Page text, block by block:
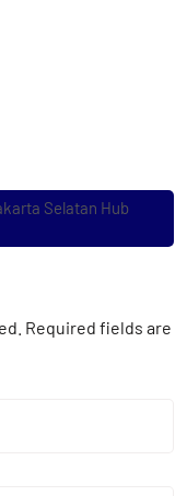
Selatan Hub
Required fields are